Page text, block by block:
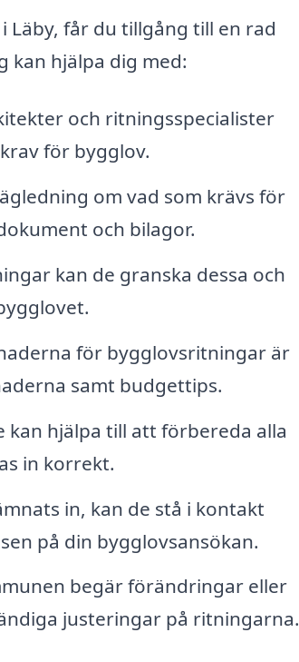
får du tillgång till en rad
kan hjälpa dig med:
och ritningsspecialister
för bygglov.
om vad som krävs för
och bilagor.
kan de granska dessa och
för bygglovsritningar är
samt budgettips.
kan hjälpa till att förbereda alla
in korrekt.
in, kan de stå i kontakt
på din bygglovsansökan.
begär förändringar eller
justeringar på ritningarna.